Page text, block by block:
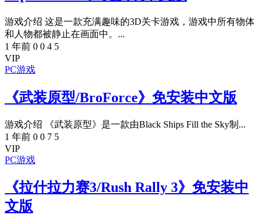
游戏介绍 这是一款充满趣味的3D关卡游戏，游戏中所有物体
和人物都被静止在画面中。...
1 年前 0 0 4 5
VIP
PC游戏
《武装原型/BroForce》免安装中文版
游戏介绍 《武装原型》是一款由Black Ships Fill the Sky制...
1 年前 0 0 7 5
VIP
PC游戏
《拉什拉力赛3/Rush Rally 3》免安装中
文版